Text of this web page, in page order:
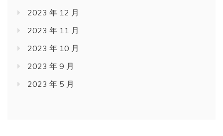
2023 年 12 月
2023 年 11 月
2023 年 10 月
2023 年 9 月
2023 年 5 月